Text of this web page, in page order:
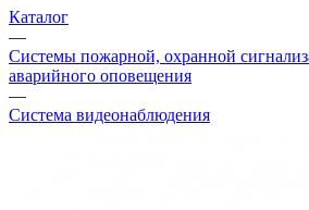
Каталог
—
Системы пожарной, охранной
аварийного оповещения
—
Система видеонаблюдения